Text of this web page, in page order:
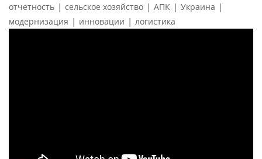
отчетность | сельское хозяйство | АПК | Украина |
модернизация | инновации | логистика